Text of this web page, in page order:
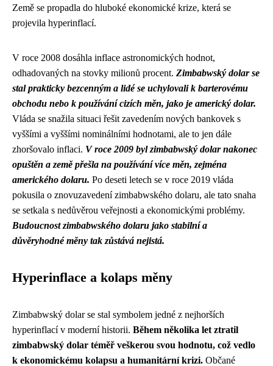
Země se propadla do hluboké ekonomické krize, která se
projevila hyperinflací.
V roce 2008 dosáhla inflace astronomických hodnot,
odhadovaných na stovky milionů procent. Zimbabwský dolar se
stal prakticky bezcenným a lidé se uchylovali k barterovému
obchodu nebo k používání cizích měn, jako je americký dolar.
Vláda se snažila situaci řešit zavedením nových bankovek s
vyššími a vyššími nominálními hodnotami, ale to jen dále
zhoršovalo inflaci. V roce 2009 byl zimbabwský dolar nakonec
opuštěn a země přešla na používání více měn, zejména
amerického dolaru. Po deseti letech se v roce 2019 vláda
pokusila o znovuzavedení zimbabwského dolaru, ale tato snaha
se setkala s nedůvěrou veřejnosti a ekonomickými problémy.
Budoucnost zimbabwského dolaru jako stabilní a
důvěryhodné měny tak zůstává nejistá.
Hyperinflace a kolaps měny
Zimbabwský dolar se stal symbolem jedné z nejhorších
hyperinflací v moderní historii. Během několika let ztratil
zimbabwský dolar téměř veškerou svou hodnotu, což vedlo
k ekonomickému kolapsu a humanitární krizi. Občané